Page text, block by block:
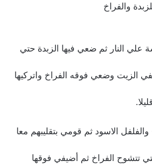
والفراخ
النار ثم ضعي فيها الزبدة حتي
الزيت وضعي فوقه الفراخ واتركيها
الاسود ثم قومي بتقليبهم معا
تتشوح الفراخ ثم أضيفي فوقها